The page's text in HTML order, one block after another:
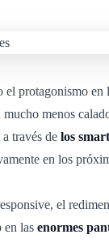
el protagonismo en
menos
través de los
en los
el
en las enormes